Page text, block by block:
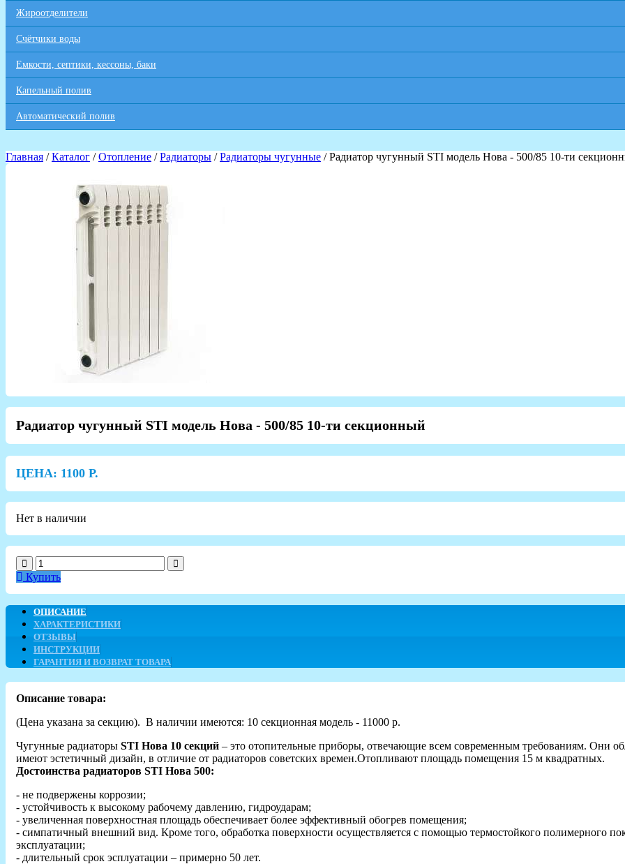
Жироотделители
Счётчики воды
Емкости, септики, кессоны, баки
Капельный полив
Автоматический полив
Главная /Каталог /Отопление /Радиаторы /Радиаторы чугунные / Радиатор чугунный STI модель Нова - 500/85 10-ти
Радиатор чугунный STI модель Нова - 500/85 10-ти секционный
ЦЕНА: 1100 Р.
Нет в наличии
Купить
ОПИСАНИЕ
ХАРАКТЕРИСТИКИ
ОТЗЫВЫ
ИНСТРУКЦИИ
ГАРАНТИЯ И ВОЗВРАТ ТОВАРА
Описание товара:
(Цена указана за секцию). В наличии имеются: 10 секционная модель - 11000 р.
Чугунные радиаторы STI Нова 10 секций – это отопительные приборы, отвечающие всем современным требованиям. Они
имеют эстетичный дизайн, в отличие от радиаторов советских времен.Отопливают площадь помещения 15 м квадратных.
Достоинства радиаторов STI Hова 500:
- не подвержены коррозии;
- устойчивость к высокому рабочему давлению, гидроударам;
- увеличенная поверхностная площадь обеспечивает более эффективный обогрев помещения;
- симпатичный внешний вид. Кроме того, обработка поверхности осуществляется с помощью термостойкого полимерного
эксплуатации;
- длительный срок эсплуатации – примерно 50 лет.